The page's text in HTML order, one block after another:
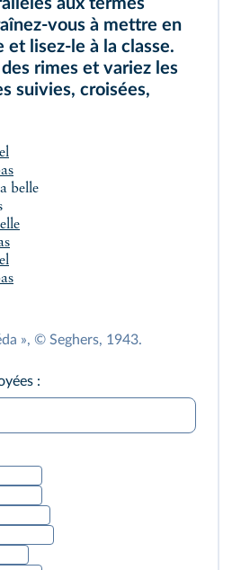
vous à mettre en
lisez-le à la classe.
rimes et variez les
suivies, croisées,
belle
», © Seghers, 1943.
: